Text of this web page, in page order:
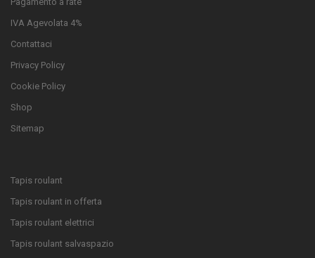
IVA Agevolata 4%
Contattaci
Privacy Policy
Cookie Policy
Shop
Sitemap
Tapis roulant
Tapis roulant in offerta
Tapis roulant elettrici
Tapis roulant salvaspazio